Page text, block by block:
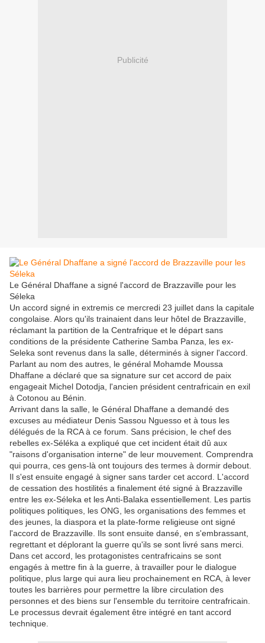
Publicité
Le Général Dhaffane a signé l'accord de Brazzaville pour les
Séleka
Un accord signé in extremis ce mercredi 23 juillet dans la capitale
congolaise. Alors qu'ils trainaient dans leur hôtel de Brazzaville,
réclamant la partition de la Centrafrique et le départ sans
conditions de la présidente Catherine Samba Panza, les ex-
Seleka sont revenus dans la salle, déterminés à signer l'accord.
Parlant au nom des autres, le général Mohamde Moussa
Dhaffane a déclaré que sa signature sur cet accord de paix
engageait Michel Dotodja, l'ancien président centrafricain en exil
à Cotonou au Bénin.
Arrivant dans la salle, le Général Dhaffane a demandé des
excuses au médiateur Denis Sassou Nguesso et à tous les
délégués de la RCA à ce forum. Sans précision, le chef des
rebelles ex-Séléka a expliqué que cet incident était dû aux
"raisons d'organisation interne" de leur mouvement. Comprendra
qui pourra, ces gens-là ont toujours des termes à dormir debout.
Il s'est ensuite engagé à signer sans tarder cet accord. L'accord
de cessation des hostilités a finalement été signé à Brazzaville
entre les ex-Séleka et les Anti-Balaka essentiellement. Les partis
politiques politiques, les ONG, les organisations des femmes et
des jeunes, la diaspora et la plate-forme religieuse ont signé
l'accord de Brazzaville. Ils sont ensuite dansé, en s'embrassant,
regrettant et déplorant la guerre qu'ils se sont livré sans merci.
Dans cet accord, les protagonistes centrafricains se sont
engagés à mettre fin à la guerre, à travailler pour le dialogue
politique, plus large qui aura lieu prochainement en RCA, à lever
toutes les barrières pour permettre la libre circulation des
personnes et des biens sur l'ensemble du territoire centrafricain.
Le processus devrait également être intégré en tant accord
technique.